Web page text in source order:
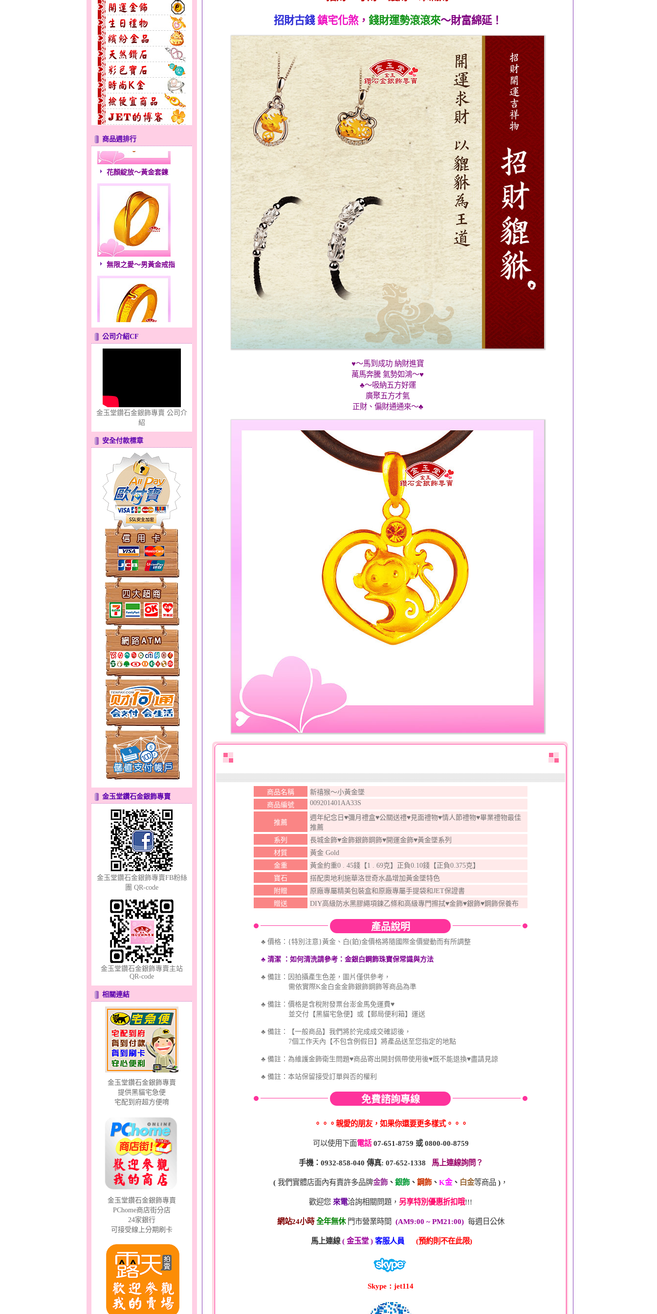
商品週排行
花顏綻放～黃金套鍊
無限之愛～男黃金戒指
只愛你～男黃金戒指
心之舞～金銀鋼套鍊
分享愛～金銀鋼套鍊
甜心女孩～金銀鋼女套鍊
幸福洋溢～金銀鋼套鍊
幸福祈願～金銀鋼套鍊
天真Rody～金銀鋼套鍊
好幸福～男黃金戒指
公司介紹CF
金玉堂鑽石金銀飾專賣 公司介
紹
安全付款標章
金玉堂鑽石金銀飾專賣
金玉堂鑽石金銀飾專賣FB粉絲
團 QR-code
金玉堂鑽石金銀飾專賣主站
QR-code
相關連結
金玉堂鑽石金銀飾專賣
提供黑貓宅急便
宅配到府超方便唷
金玉堂鑽石金銀飾專賣
PChome商店街分店
24家銀行
可接受線上分期刷卡
招財古錢 鎮宅化煞， 錢財運勢滾滾來～財富綿延！
♥～馬到成功 納財進寶
萬馬奔騰 氣勢如鴻～♥
♣～吸納五方好運
廣聚五方才氣
正財、偏財通通來～♣
商品名稱
新禧猴～小黃金墜
商品編號
009201401AA33S
推薦
週年紀念日♥彌月禮盒♥公關送禮♥見面禮物♥情人節禮物♥畢業禮物最佳
推薦
系列
長城金飾♥金飾銀飾鋼飾♥開運金飾♥黃金墜系列
材質
黃金 Gold
金重
黃金約重0 . 45錢【1 . 69克】正負0.10錢【正負0.375克】
寶石
搭配奧地利施華洛世奇水晶增加黃金墜特色
附贈
原廠專屬精美包裝盒和原廠專屬手提袋和JET保證書
贈送
DIY高級防水黑膠繩項鍊乙條和高級專門擦拭♥金飾♥銀飾♥鋼飾保養布
產品說明
♣ 價格：{特別注意}黃金、白(鉑)金價格將隨國際金價變動而有所調整
♣ 清潔：如何清洗請參考：金銀白鋼飾珠寶保常識與方法
♣ 備註：因拍攝產生色差，圖片僅供參考，
需依實際K金白金金飾銀飾鋼飾等商品為準
♣ 備註：價格是含稅附發票台澎金馬免運費♥
並交付【黑貓宅急便】或【郵局便利箱】運送
♣ 備註：【一般商品】我們將於完成成交確認後，
7個工作天內【不包含例假日】將產品送至您指定的地點
♣ 備註：為維護金飾衛生問題♥商品寄出開封佩帶使用後♥既不能退換♥盡請見諒
♣ 備註：本站保留接受訂單與否的權利
免費諮詢專線
。。。親愛的朋友，如果你還要更多樣式。。。
可以使用下面電話 07-651-8759 或0800-00-8759
手機：0932-858-040 傳真: 07-652-1338 馬上連線詢問？
( 我們實體店面內有賣許多品牌金飾、 銀飾、 鋼飾、 K金、 白金等商品 ) ，
歡迎您 來電洽詢相關問題， 另享特別優惠折扣哦!!!
網站24小時全年無休門市營業時間 (AM9:00 ~ PM21:00) 每週日公休
馬上連線 ( 金玉堂 ) 客服人員 (預約則不在此限)
Skype：jet114